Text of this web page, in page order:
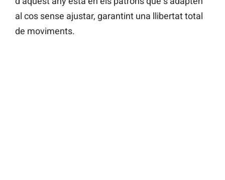
al cos sense ajustar, garantint una llibertat total
de moviments.